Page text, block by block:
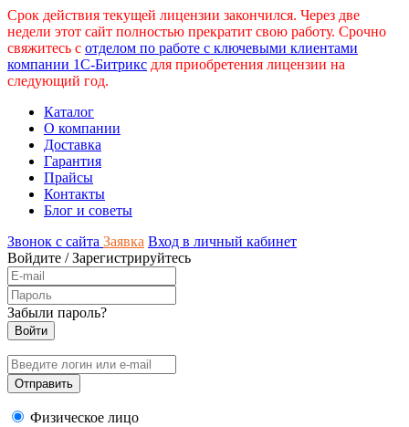
Срок действия текущей лицензии закончился. Через две
недели этот сайт полностью прекратит свою работу. Срочно
свяжитесь с отделом по работе с ключевыми клиентами
компании 1С-Битрикс для приобретения лицензии на
следующий год.
Каталог
О компании
Доставка
Гарантия
Прайсы
Контакты
Блог и советы
Звонок с сайта Заявка Вход в личный кабинет
Войдите /Зарегистрируйтесь
Забыли пароль?
Физическое лицо